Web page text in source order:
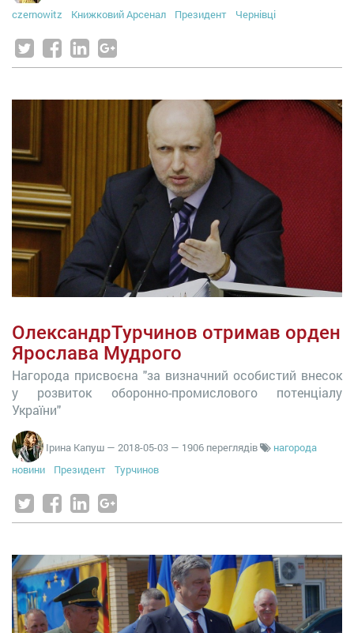
czernowitz
Книжковий Арсенал Президент Чернівці
ОлександрТурчинов отримав орден
Ярослава Мудрого
Нагорода присвоєна "за визначний особистий внесок
у розвиток оборонно-промислового потенціалу
України"
Ірина Капуш — 2018-05-03 — 1906 переглядів
нагорода
новини
Президент Турчинов